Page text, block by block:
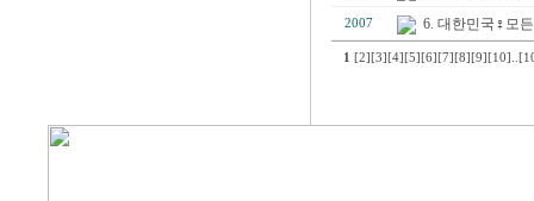
2007 6. 대한민국♀모
1 [2] [3] [4] [5] [6] [7] [8] [9] [10]